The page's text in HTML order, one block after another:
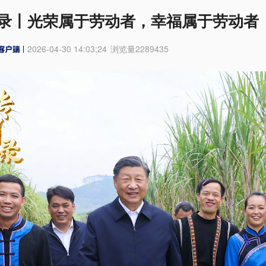
丨光荣属于劳动者，幸福属于劳动者
2026-04-30 14:03:24 浏览量2289435